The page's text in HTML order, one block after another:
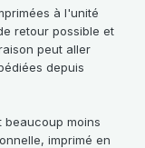
à l'unité
retour possible et
peut aller
depuis
beaucoup moins
imprimé en